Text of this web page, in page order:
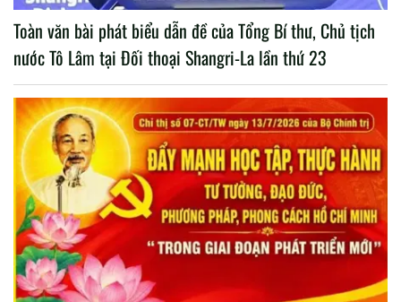
Toàn văn bài phát biểu dẫn đề của Tổng Bí thư, Chủ tịch
nước Tô Lâm tại Đối thoại Shangri-La lần thứ 23